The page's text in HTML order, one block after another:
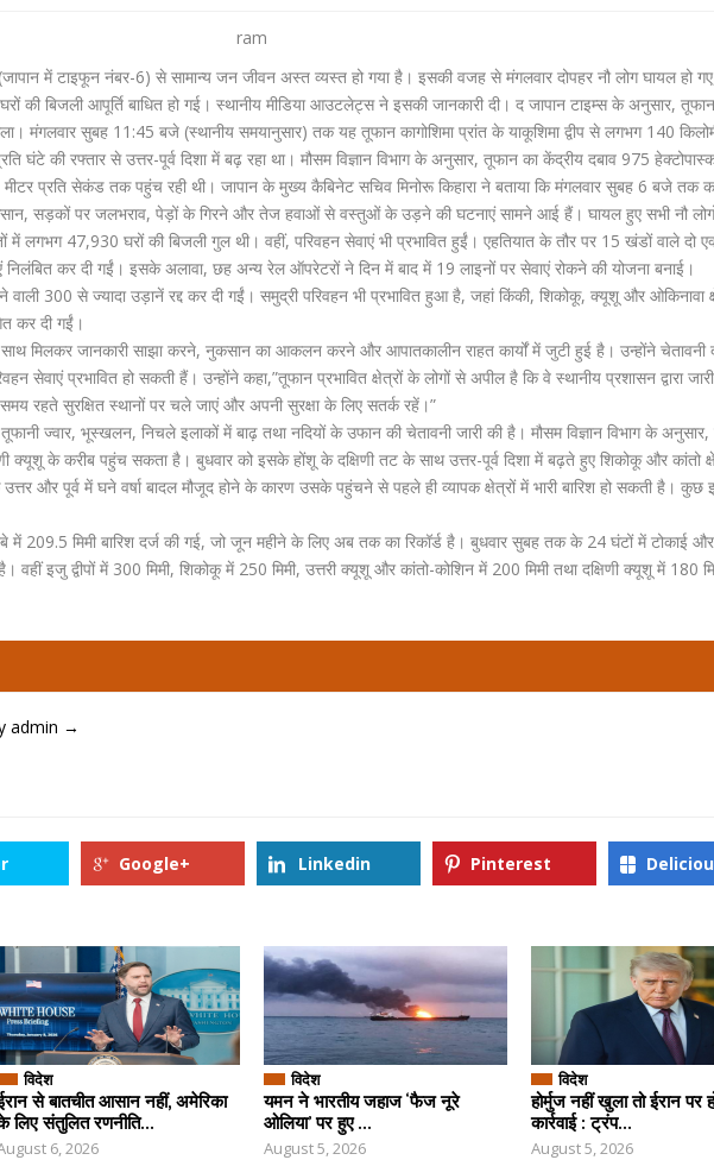
ram
में टाइफून नंबर-6) से सामान्य जन जीवन अस्त व्यस्त हो गया है। इसकी वजह से मंगलवार दोपहर नौ लोग घायल हो
की बिजली आपूर्ति बाधित हो गई। स्थानीय मीडिया आउटलेट्स ने इसकी जानकारी दी। द जापान टाइम्स के अनुसार,
मंगलवार सुबह 11:45 बजे (स्थानीय समयानुसार) तक यह तूफान कागोशिमा प्रांत के याकूशिमा द्वीप से लगभग 140
घंटे की रफ्तार से उत्तर-पूर्व दिशा में बढ़ रहा था। मौसम विज्ञान विभाग के अनुसार, तूफान का केंद्रीय दबाव 975
प्रति सेकंड तक पहुंच रही थी। जापान के मुख्य कैबिनेट सचिव मिनोरू किहारा ने बताया कि मंगलवार सुबह 6 बजे तक
सड़कों पर जलभराव, पेड़ों के गिरने और तेज हवाओं से वस्तुओं के उड़ने की घटनाएं सामने आई हैं। घायल हुए सभी नौ
लगभग 47,930 घरों की बिजली गुल थी। वहीं, परिवहन सेवाएं भी प्रभावित हुईं। एहतियात के तौर पर 15 खंडों वाले दो
निलंबित कर दी गईं। इसके अलावा, छह अन्य रेल ऑपरेटरों ने दिन में बाद में 19 लाइनों पर सेवाएं रोकने की योजना बनाई।
300 से ज्यादा उड़ानें रद्द कर दी गईं। समुद्री परिवहन भी प्रभावित हुआ है, जहां किंकी, शिकोकू, क्यूशू और ओकिनावा
कर दी गईं।
मिलकर जानकारी साझा करने, नुकसान का आकलन करने और आपातकालीन राहत कार्यों में जुटी हुई है। उन्होंने चेतावनी
सेवाएं प्रभावित हो सकती हैं। उन्होंने कहा,”तूफान प्रभावित क्षेत्रों के लोगों से अपील है कि वे स्थानीय प्रशासन द्वारा
रहते सुरक्षित स्थानों पर चले जाएं और अपनी सुरक्षा के लिए सतर्क रहें।”
ज्वार, भूस्खलन, निचले इलाकों में बाढ़ तथा नदियों के उफान की चेतावनी जारी की है। मौसम विज्ञान विभाग के
क्यूशू के करीब पहुंच सकता है। बुधवार को इसके होंशू के दक्षिणी तट के साथ उत्तर-पूर्व दिशा में बढ़ते हुए शिकोकू और कांतो
और पूर्व में घने वर्षा बादल मौजूद होने के कारण उसके पहुंचने से पहले ही व्यापक क्षेत्रों में भारी बारिश हो सकती है। कुछ
में 209.5 मिमी बारिश दर्ज की गई, जो जून महीने के लिए अब तक का रिकॉर्ड है। बुधवार सुबह तक के 24 घंटों में टोकाई
वहीं इजु द्वीपों में 300 मिमी, शिकोकू में 250 मिमी, उत्तरी क्यूशू और कांतो-कोशिन में 200 मिमी तथा दक्षिणी क्यूशू में 180
admin →
Google+ Linkedin Pinterest
विदेश
से बातचीत आसान नहीं, अमेरिका
लिए संतुलित रणनीति...
6, 2026
विदेश
यमन ने भारतीय जहाज ‘फैज नूरे
ओलिया’ पर हुए ...
August 5, 2026
विदेश
होर्मुज नहीं खुला तो ईरान पर
कार्रवाई : ट्रंप...
August 5, 2026